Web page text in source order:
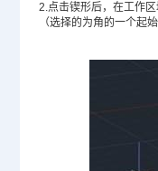
2.点击锲形后，在工作
（选择的为角的一个起始